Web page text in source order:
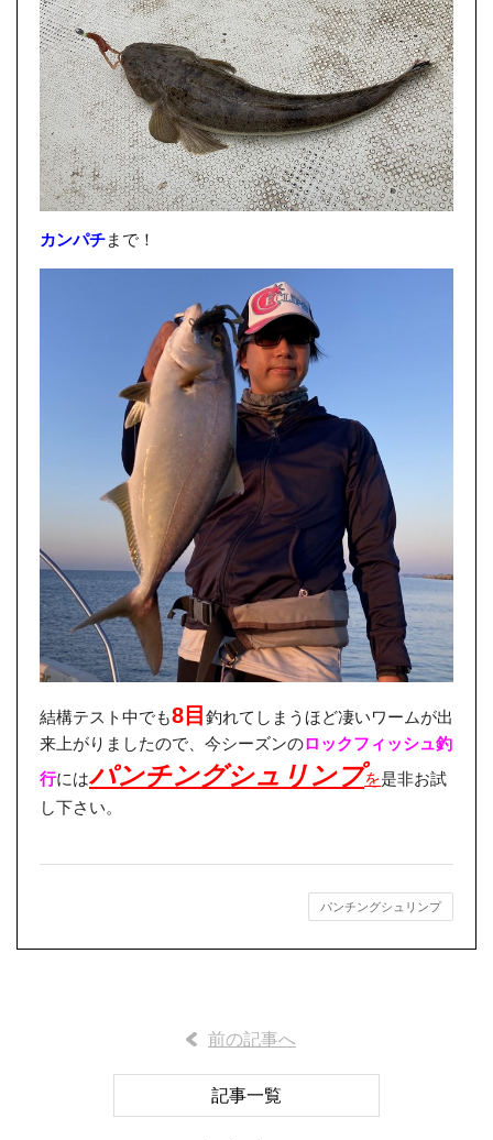
カンパチまで！
結構テスト中でも8目 釣れてしまうほど凄いワームが出
来上がりましたので、今シーズンのロックフィッシュ釣
行にはパンチングシュリンプを是非お試
し下さい。
パンチングシュリンプ
前の記事へ
記事一覧